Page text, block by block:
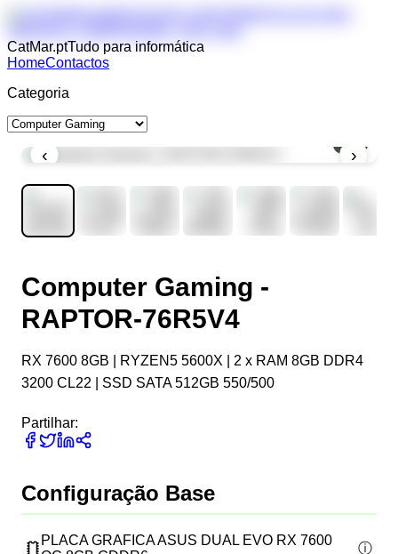
CatMar.ptTudo para informática
HomeContactos
Categoria
‹ ›
1
Computer Gaming -
RAPTOR-76R5V4
RX 7600 8GB | RYZEN5 5600X | 2 x RAM 8GB DDR4
3200 CL22 | SSD SATA 512GB 550/500
Partilhar:
Configuração Base
PLACA GRAFICA ASUS DUAL EVO RX 7600